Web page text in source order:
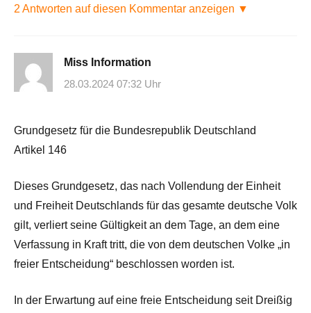
2 Antworten auf diesen Kommentar anzeigen ▼
Miss Information
28.03.2024 07:32 Uhr
Grundgesetz für die Bundesrepublik Deutschland
Artikel 146
Dieses Grundgesetz, das nach Vollendung der Einheit
und Freiheit Deutschlands für das gesamte deutsche Volk
gilt, verliert seine Gültigkeit an dem Tage, an dem eine
Verfassung in Kraft tritt, die von dem deutschen Volke „in
freier Entscheidung“ beschlossen worden ist.
In der Erwartung auf eine freie Entscheidung seit Dreißig